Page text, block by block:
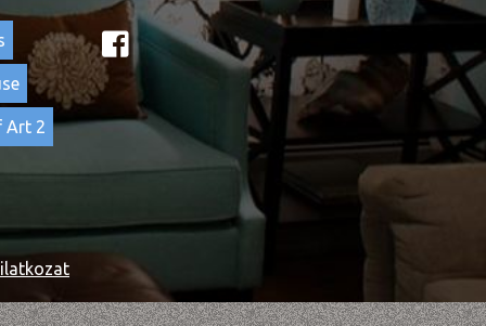
Art 2